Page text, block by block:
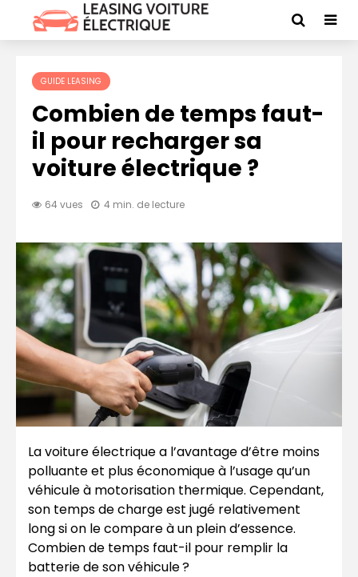
GUIDE LEASING
Combien de temps faut-
il pour recharger sa
voiture électrique ?
64 vues 4 min. de lecture
La voiture électrique a l’avantage d’être moins
polluante et plus économique à l’usage qu’un
véhicule à motorisation thermique. Cependant,
son temps de charge est jugé relativement
long si on le compare à un plein d’essence.
Combien de temps faut-il pour remplir la
batterie de son véhicule ?